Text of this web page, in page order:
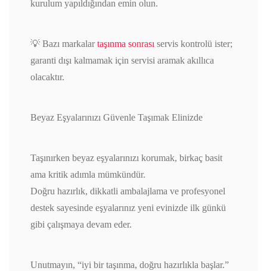
kurulum yapıldığından emin olun.
💡 Bazı markalartaşınma sonrası servis kontrolü ister;
garanti dışı kalmamak için servisi aramak akıllıca
olacaktır.
Beyaz Eşyalarınızı Güvenle Taşımak Elinizde
Taşınırken beyaz eşyalarınızı korumak, birkaç basit
ama kritik adımla mümkündür.
Doğru hazırlık, dikkatli ambalajlama ve profesyonel
destek sayesinde eşyalarınız yeni evinizde ilk günkü
gibi çalışmaya devam eder.
Unutmayın, “iyi bir taşınma, doğru hazırlıkla başlar.”